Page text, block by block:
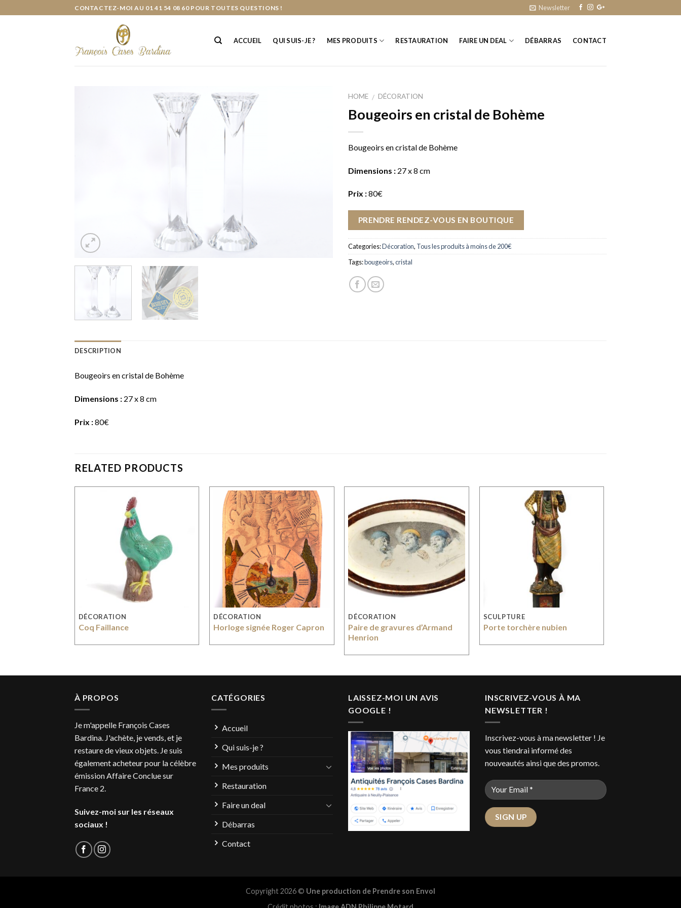
CONTACTEZ-MOI AU 01 41 54 08 60 POUR TOUTES QUESTIONS ! Newsletter
ACCUEIL QUI SUIS-JE ? MES PRODUITS RESTAURATION FAIRE UN DEAL DÉBARRAS CONTACT
HOME / DÉCORATION
Bougeoirs en cristal de Bohème
Bougeoirs en cristal de Bohème
Dimensions : 27 x 8 cm
Prix :80€
PRENDRE RENDEZ-VOUS EN BOUTIQUE
Categories:Décoration, Tous les produits à moins de 200€
Tags:bougeoirs,cristal
DESCRIPTION
Bougeoirs en cristal de Bohème
Dimensions : 27 x 8 cm
Prix :80€
RELATED PRODUCTS
DÉCORATION
Coq Faillance
DÉCORATION
Horloge signée Roger Capron
DÉCORATION
Paire de gravures d’Armand
Henrion
SCULPTURE
Porte torchère nubien
À PROPOS
Je m'appelle François Cases
Bardina. J'achète, je vends, et je
restaure de vieux objets. Je suis
également acheteur pour la célèbre
émission Affaire Conclue sur
France 2.
Suivez-moi sur les réseaux
sociaux !
CATÉGORIES
Accueil
Qui suis-je ?
Mes produits
Restauration
Faire un deal
Débarras
Contact
LAISSEZ-MOI UN AVIS
GOOGLE !
INSCRIVEZ-VOUS À MA
NEWSLETTER !
Inscrivez-vous à ma newsletter ! Je
vous tiendrai informé des
nouveautés ainsi que des promos.
Copyright 2026 © Une production de Prendre son Envol